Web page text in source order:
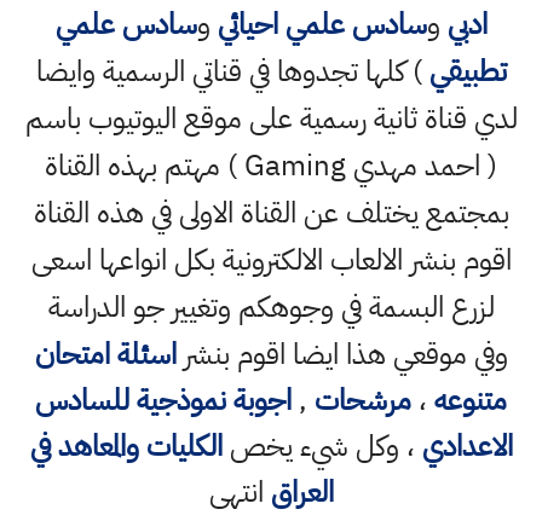
ادبي وسادس علمي احيائي وسادس علمي
تطبيقي) كلها تجدوها في قناتي الرسمية وايضا
لدي قناة ثانية رسمية على موقع اليوتيوب باسم
( احمد مهدي Gaming ) مهتم بهذه القناة
بمجتمع يختلف عن القناة الاولى في هذه القناة
اقوم بنشر الالعاب الالكترونية بكل انواعها اسعى
لزرع البسمة في وجوهكم وتغيير جو الدراسة
وفي موقعي هذا ايضا اقوم بنشراسئلة امتحان
متنوعه،مرشحات ,اجوبة نموذجية للسادس
الاعدادي ، وكل شيء يخصالكليات والمعاهد في
العراق انتهى